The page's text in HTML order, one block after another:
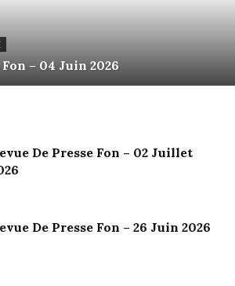
– 04 Juin 2026
De Presse Fon – 02 Juillet
De Presse Fon – 26 Juin 2026